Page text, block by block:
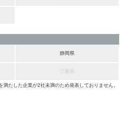
静岡県
たした企業が2社未満のため発表しておりません。